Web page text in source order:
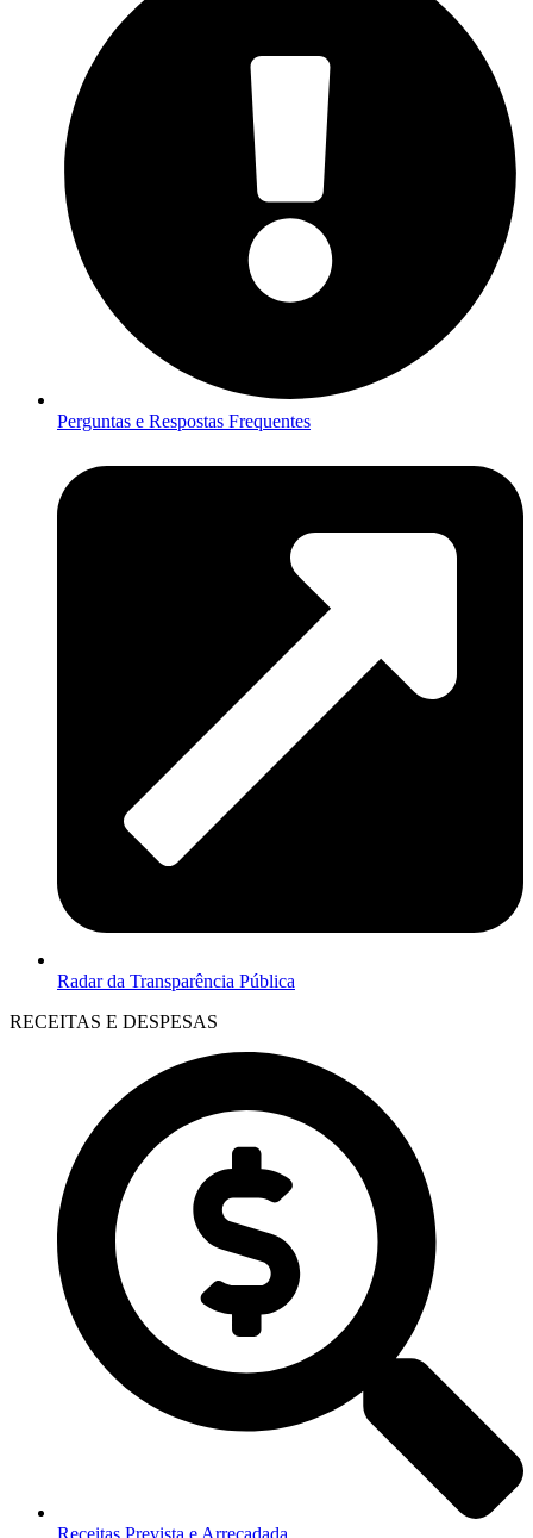
Perguntas e Respostas Frequentes
Radar da Transparência Pública
RECEITAS E DESPESAS
Receitas Prevista e Arrecadada